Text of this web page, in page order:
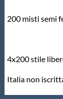
200 misti semi
4x200 stile
Italia non